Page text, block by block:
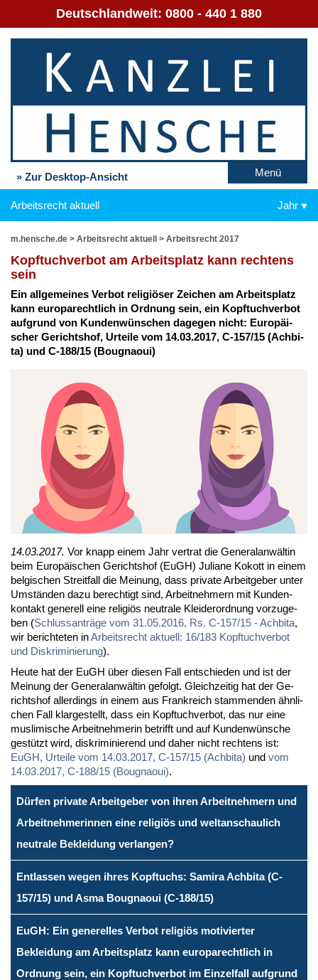
Deutschlandweit: 0800 - 440 1 880
» Zur Desktop-Ansicht Menü
Arbeitsrecht aktuell Jahr
m.hensche.de > Arbeitsrecht aktuell > Arbeitsrecht 2017
Kopf­tuch­ver­bot am Ar­beits­platz kann rech­tens
sein
Ein all­ge­mei­nes Ver­bot re­li­giö­ser Zei­chen am Ar­beits­platz
kann eu­ro­pa­recht­lich in Ord­nung sein, ein Kopf­tuch­ver­bot
auf­grund von Kun­den­wün­schen da­ge­gen nicht: Eu­ro­päi­
scher Ge­richts­hof, Ur­tei­le vom 14.03.2017, C-157/15 (Ach­bi­
ta) und C-188/15 (Boug­naoui)
14.03.2017. Vor knapp ei­nem Jahr ver­trat die Ge­ne­ral­an­wäl­tin
beim Eu­ro­päi­schen Ge­richts­hof (EuGH) Ju­lia­ne Ko­kott in ei­nem
bel­gi­schen Streit­fall die Mei­nung, dass pri­va­te Ar­beit­ge­ber un­ter
Um­stän­den da­zu be­rech­tigt sind, Ar­beit­neh­mern mit Kun­den­
kon­takt ge­ne­rell ei­ne re­li­gi­ös neu­tra­le Klei­der­ord­nung vor­zu­ge­
ben (Schluss­an­trä­ge vom 31.05.2016, Rs. C-157/15 - Ach­bi­ta,
wir be­rich­te­ten inAr­beits­recht ak­tu­ell: 16/183 Kopf­tuch­ver­bot
und Dis­kri­mi­nie­rung).
Heu­te hat der EuGH über die­sen Fall ent­schie­den und ist der
Mei­nung der Ge­ne­ral­an­wäl­tin ge­folgt. Gleich­zei­tig hat der Ge­
richts­hof al­ler­dings in ei­nem aus Frank­reich stam­men­den ähn­li­
chen Fall klar­ge­stellt, dass ein Kopf­tuch­ver­bot, das nur ei­ne
mus­li­mi­sche Ar­beit­neh­me­rin be­trifft und auf Kun­den­wün­sche
ge­stützt wird, dis­kri­mi­nie­rend und da­her nicht rech­tens ist:
EuGH, Ur­tei­le vom 14.03.2017, C-157/15 (Ach­bi­ta) und vom
14.03.2017, C-188/15 (Boug­naoui).
Dürfen private Arbeitgeber von ihren Arbeitnehmern und
Arbeitnehmerinnen eine religiös und weltanschaulich
neutrale Bekleidung verlangen?
Entlassen wegen ihres Kopftuchs: Samira Achbita (C-
157/15) und Asma Bougnaoui (C-188/15)
EuGH: Ein generelles Verbot religiös motivierter
Bekleidung am Arbeitsplatz kann europarechtlich in
Ordnung sein, ein Kopftuchverbot im Einzelfall aufgrund